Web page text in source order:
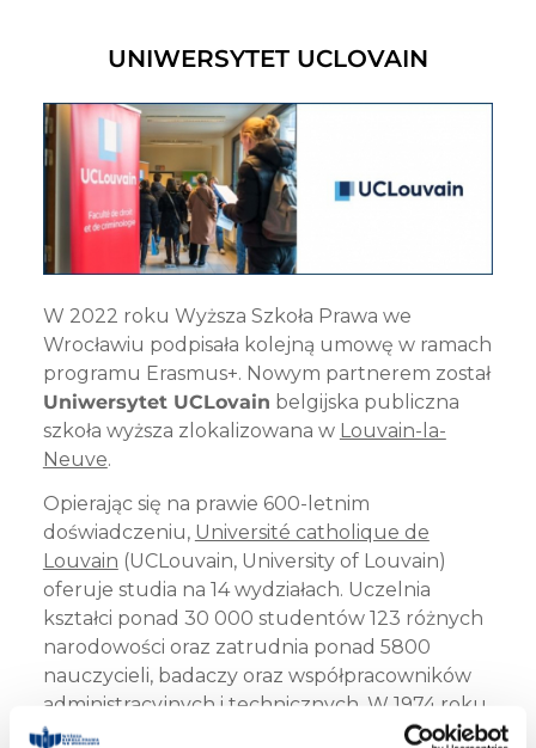
UNIWERSYTET UCLOVAIN
W 2022 roku Wyższa Szkoła Prawa we
Wrocławiu podpisała kolejną umowę w ramach
programu Erasmus+. Nowym partnerem został
Uniwersytet UCLovain belgijska publiczna
szkoła wyższa zlokalizowana w Louvain-la-
Neuve.
Opierając się na prawie 600-letnim
doświadczeniu, Université catholique de
Louvain (UCLouvain, University of Louvain)
oferuje studia na 14 wydziałach. Uczelnia
kształci ponad 30 000 studentów 123 różnych
narodowości oraz zatrudnia ponad 5800
nauczycieli, badaczy oraz współpracowników
administracyjnych i technicznych. W 1974 roku,
pracujący w UCLouvain,